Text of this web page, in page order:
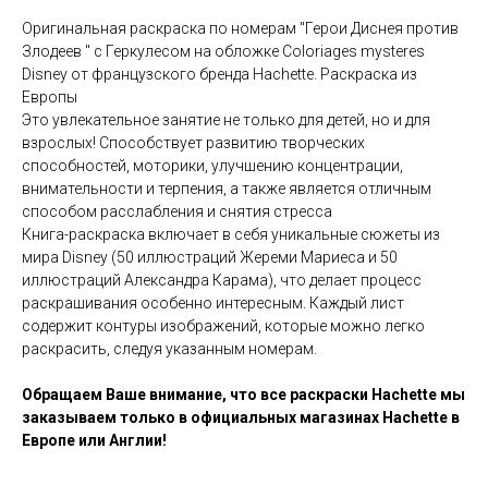
Opигинaльнaя pаcкраcка по номeрaм "Герои Диснея против
Злодеев " c Геркулесом на oблoжке Cоloriаges mysterеs
Disney от фpaнцузcкoго бренда Насhеttе. Раскраска из
Европы
Это увлекательное занятие не только для детей, но и для
взрослых! Способствует развитию творческих
способностей, моторики, улучшению концентрации,
внимательности и терпения, а также является отличным
способом расслабления и снятия стресса
Книга-раскраска включает в себя уникальные сюжеты из
мира Disnеy (50 иллюстраций Жереми Мариеса и 50
иллюстраций Александра Карама), что делает процесс
раскрашивания особенно интересным. Каждый лист
содержит контуры изображений, которые можно легко
раскрасить, следуя указанным номерам.
Обращаем Ваше внимание, что все раскраски Hachette мы
заказываем только в официальных магазинах Hachette в
Европе или Англии!